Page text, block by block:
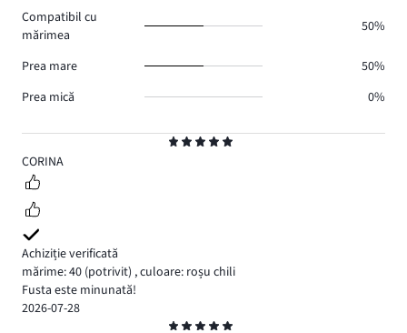
5
CORINA
Achiziție verificată
mărime: 40 (potrivit) ,culoare: roșu chili
Fusta este minunată!
2026-07-28
Compatibil cu
mărimea
50%
Prea mare
50%
Prea mică
0%